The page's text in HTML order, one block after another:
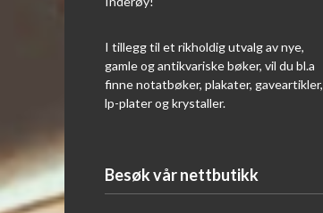
I tillegg til et rikholdig utvalg av nye,
gamle og antikvariske bøker, vil du bl.a
finne notatbøker, plakater, gaveartikler,
lp-plater og krystaller.
Besøk vår nettbutikk